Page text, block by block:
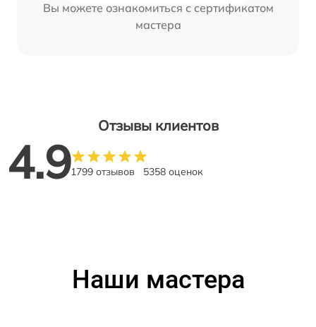
Вы можете ознакомиться с сертификатом
мастера
Отзывы клиентов
4.91799 отзывов 5358 оценок
Наши мастера